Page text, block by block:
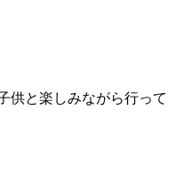
供と楽しみながら行って